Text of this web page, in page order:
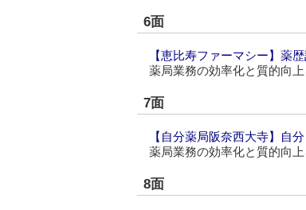
6面
【恵比寿ファーマシー】薬
薬局業務の効率化と質的向
7面
【自分薬局阪奈西大寺】自
薬局業務の効率化と質的向
8面